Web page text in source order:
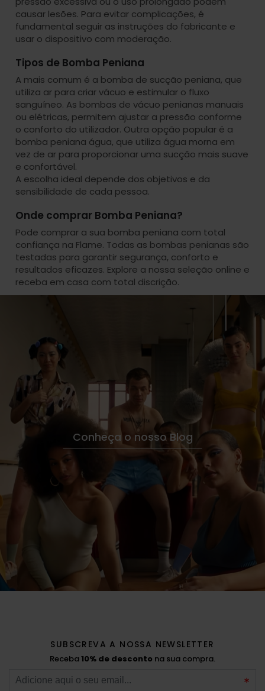
causar lesões. Para evitar complicações, é
fundamental seguir as instruções do fabricante e
usar o dispositivo com moderação.
Tipos de Bomba Peniana
A mais comum é a bomba de sucção peniana, que
utiliza ar para criar vácuo e estimular o fluxo
sanguíneo. As bombas de vácuo penianas manuais
ou elétricas, permitem ajustar a pressão conforme
o conforto do utilizador. Outra opção popular é a
bomba peniana água, que utiliza água morna em
vez de ar para proporcionar uma sucção mais suave
e confortável.
A escolha ideal depende dos objetivos e da
sensibilidade de cada pessoa.
Onde comprar Bomba Peniana?
Pode comprar a sua bomba peniana com total
confiança na Flame. Todas as bombas penianas são
testadas para garantir segurança, conforto e
resultados eficazes. Explore a nossa seleção online e
receba em casa com total discrição.
Conheça o nosso Blog
SUBSCREVA A NOSSA NEWSLETTER
Receba10% de desconto na sua compra.